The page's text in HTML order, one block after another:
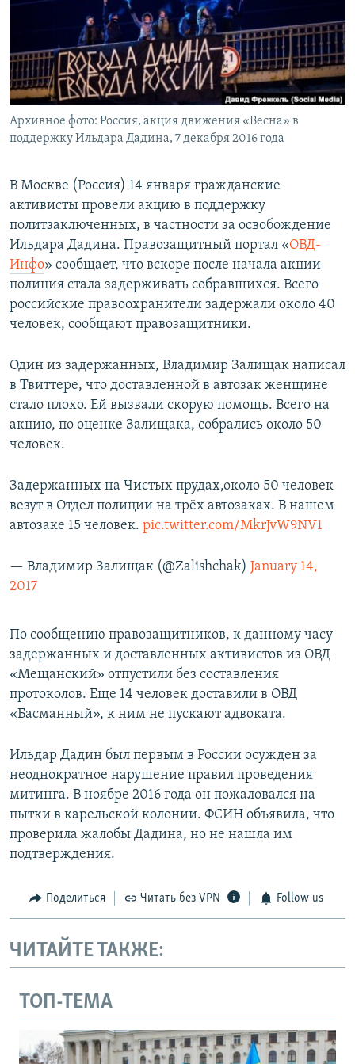
ПОБЕДИТЕЛЕЙ НЕ СУДЯТ?
КРЫМ.НЕПОКОРЕННЫЙ
ELIFBE
УКРАИНСКАЯ ПРОБЛЕМА КРЫМА
ПРИСОЕДИНЯЙТЕСЬ!
Все сайты RFE/RL
Архивное фото: Россия, акция движения «Весна» в
поддержку Ильдара Дадина, 7 декабря 2016 года
В Москве (Россия) 14 января гражданские
активисты провели акцию в поддержку
политзаключенных, в частности за освобождение
Ильдара Дадина. Правозащитный портал «ОВД-
Инфо» сообщает, что вскоре после начала акции
полиция стала задерживать собравшихся. Всего
российские правоохранители задержали около 40
человек, сообщают правозащитники.
Один из задержанных, Владимир Залищак написал
в Твиттере, что доставленной в автозак женщине
стало плохо. Ей вызвали скорую помощь. Всего на
акцию, по оценке Залищака, собрались около 50
человек.
Задержанных на Чистых прудах,около 50 человек
везут в Отдел полиции на трёх автозаках. В нашем
автозаке 15 человек. pic.twitter.com/MkrJvW9NV1
— Владимир Залищак (@Zalishchak) January 14,
2017
По сообщению правозащитников, к данному часу
задержанных и доставленных активистов из ОВД
«Мещанский» отпустили без составления
протоколов. Еще 14 человек доставили в ОВД
«Басманный», к ним не пускают адвоката.
Ильдар Дадин был первым в России осужден за
неоднократное нарушение правил проведения
митинга. В ноябре 2016 года он пожаловался на
пытки в карельской колонии. ФСИН объявила, что
проверила жалобы Дадина, но не нашла им
подтверждения.
Поделиться Читать без VPN Follow us
ЧИТАЙТЕ ТАКЖЕ:
ТОП-ТЕМА